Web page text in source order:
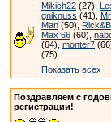
Mikich22 (27),
gniknuss (41),
Man (50),
Max 66 (60),
(64), monter7
(75)
Показать всех
Поздравляем с
регистрации!